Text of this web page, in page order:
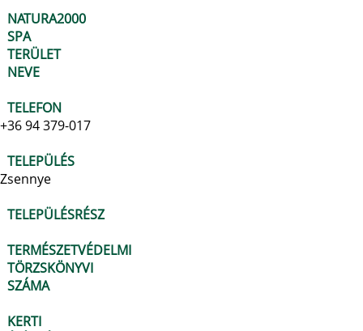
NATURA2000
SPA
TERÜLET
NEVE
TELEFON
+36 94 379-017
TELEPÜLÉS
Zsennye
TELEPÜLÉSRÉSZ
TERMÉSZETVÉDELMI
TÖRZSKÖNYVI
SZÁMA
KERTI